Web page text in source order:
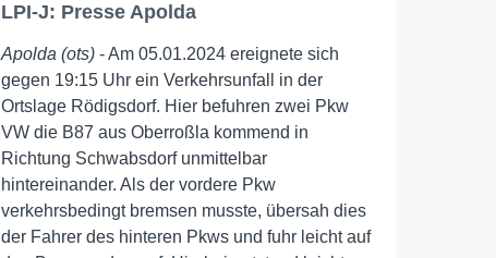
LPI-J: Presse Apolda
Apolda (ots) - Am 05.01.2024 ereignete sich
gegen 19:15 Uhr ein Verkehrsunfall in der
Ortslage Rödigsdorf. Hier befuhren zwei Pkw
VW die B87 aus Oberroßla kommend in
Richtung Schwabsdorf unmittelbar
hintereinander. Als der vordere Pkw
verkehrsbedingt bremsen musste, übersah dies
der Fahrer des hinteren Pkws und fuhr leicht auf